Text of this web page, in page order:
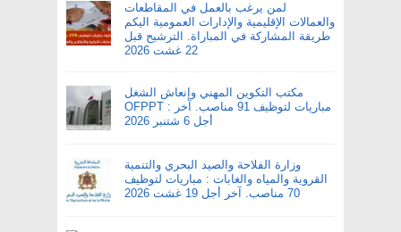
لمن يرغب بالعمل في المقاطعات
والعمالات الإقليمية والإدارات العمومية اليكم
طريقة المشاركة في المباراة. الترشيح قبل
22 غشت 2026
مكتب التكوين المهني وإنعاش الشغل
OFPPT : مباريات لتوظيف 91 مناصب. آخر
أجل 6 شتنبر 2026
وزارة الفلاحة والصيد البحري والتنمية
القروية والمياه والغابات : مباريات لتوظيف
70 مناصب. آخر أجل 19 غشت 2026